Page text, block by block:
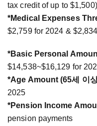
tax credit of up to $1,500)
*Medical Expenses
$2,759 for 2024 &
*Basic Personal
$14,538~$16,129 for
*Age Amount (65세 이
2025
*Pension Income
pension payments